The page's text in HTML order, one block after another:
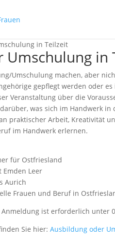
in Teilzeit
Umschulung in
Umschulung machen, aber
gepflegt werden oder
Veranstaltung über die
was sich im Handwerk
praktischer Arbeit, Kreativität
im Handwerk erlernen.
für Ostfriesland
Leer
Aurich
Frauen und Beruf in
ist erforderlich unter
Sie hier: Ausbildung oder